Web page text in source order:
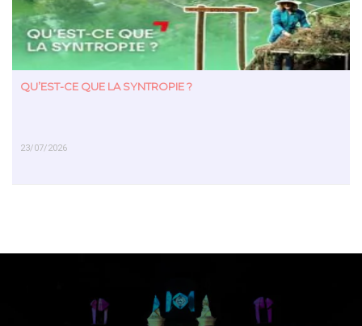
QU’EST-CE QUE LA SYNTROPIE ?
23/07/2026